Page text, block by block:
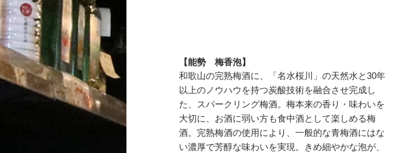
【能勢　梅香泡】
和歌山の完熟梅酒に、「名水桜川」の天然水と30年
以上のノウハウを持つ炭酸技術を融合させ完成し
た、スパークリング梅酒。梅本来の香り・味わいを
大切に、お酒に弱い方も食中酒として楽しめる梅
酒。完熟梅酒の使用により、一般的な青梅酒にはな
い濃厚で芳醇な味わいを実現。きめ細やかな泡が、